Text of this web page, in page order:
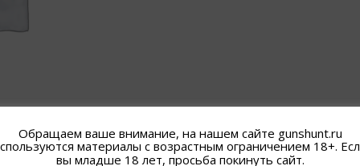
Обращаем ваше внимание, на нашем сайте gunshunt.ru
материалы с возрастным ограничением 18+.
вы младше 18 лет, просьба покинуть сайт.